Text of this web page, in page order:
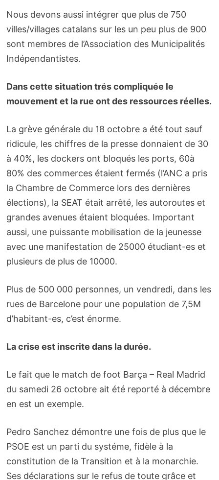
Nous devons aussi intégrer que plus de 750
villes/villages catalans sur les un peu plus de 900
sont membres de l’Association des Municipalités
Indépendantistes.
Dans cette situation trés compliquée le
mouvement et la rue ont des ressources réelles.
La grève générale du 18 octobre a été tout sauf
ridicule, les chiffres de la presse donnaient de 30
à 40%, les dockers ont bloqués les ports, 60à
80% des commerces étaient fermés (l’ANC a pris
la Chambre de Commerce lors des dernières
élections), la SEAT était arrêté, les autoroutes et
grandes avenues étaient bloquées. Important
aussi, une puissante mobilisation de la jeunesse
avec une manifestation de 25000 étudiant-es et
plusieurs de plus de 10000.
Plus de 500 000 personnes, un vendredi, dans les
rues de Barcelone pour une population de 7,5M
d’habitant-es, c’est énorme.
La crise est inscrite dans la durée.
Le fait que le match de foot Barça – Real Madrid
du samedi 26 octobre ait été reporté à décembre
en est un exemple.
Pedro Sanchez démontre une fois de plus que le
PSOE est un parti du systéme, fidèle à la
constitution de la Transition et à la monarchie.
Ses déclarations sur le refus de toute grâce et